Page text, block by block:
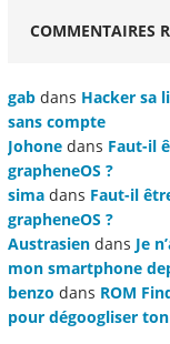
COMMENTAIRES
gab dans Hacker sa
sans compte
Johone dans Faut-il
grapheneOS ?
sima dans Faut-il
grapheneOS ?
Austrasien dans Je
mon smartphone
benzo dans ROM
pour dégoogliser